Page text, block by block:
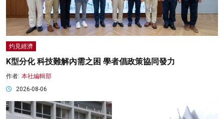
灼見經濟
K型分化 科技難解內需之困 學者倡政策協同發力
作者: 本社編輯部
2026-08-06